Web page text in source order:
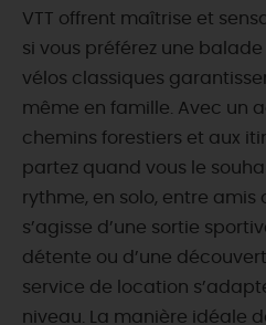
VTT offrent maîtrise et
si vous préférez une
vélos classiques
même en famille. Avec un
chemins forestiers et aux
partez quand vous le
rythme, en solo, entre amis
s’agisse d’une sortie
détente ou d’une
service de location
niveau. La manière idéale